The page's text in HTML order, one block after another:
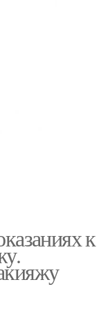
к